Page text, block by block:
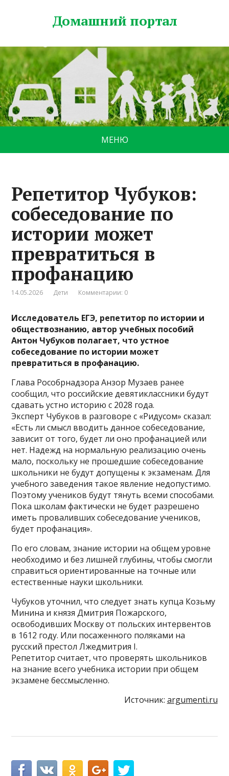
Домашний портал
МЕНЮ
Репетитор Чубуков:
собеседование по
истории может
превратиться в
профанацию
14.05.2026 Дети Комментарии: 0
Исследователь ЕГЭ, репетитор по истории и
обществознанию, автор учебных пособий
Антон Чубуков полагает, что устное
собеседование по истории может
превратиться в профанацию.
Глава Рособрнадзора Анзор Музаев ранее
сообщил, что российские девятиклассники будут
сдавать устно историю с 2028 года.
Эксперт Чубуков в разговоре с «Ридусом» сказал:
«Есть ли смысл вводить данное собеседование,
зависит от того, будет ли оно профанацией или
нет. Надежд на нормальную реализацию очень
мало, поскольку не прошедшие собеседование
школьники не будут допущены к экзаменам. Для
учебного заведения такое явление недопустимо.
Поэтому учеников будут тянуть всеми способами.
Пока школам фактически не будет разрешено
иметь проваливших собеседование учеников,
будет профанация».
По его словам, знание истории на общем уровне
необходимо и без лишней глубины, чтобы смогли
справиться ориентированные на точные или
естественные науки школьники.
Чубуков уточнил, что следует знать купца Козьму
Минина и князя Дмитрия Пожарского,
освободивших Москву от польских интервентов
в 1612 году. Или посаженного поляками на
русский престол Лжедмитрия I.
Репетитор считает, что проверять школьников
на знание всего учебника истории при общем
экзамене бессмысленно.
Источник: argumenti.ru